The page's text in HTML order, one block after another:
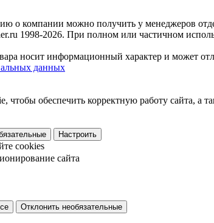
о компании можно получить у менеджеров
1998-2026. При полном или частичном
носит информационный характер и может
данных
обеспечить корректную работу сайта, а
Настроить
cookies
сайта
Отклонить необязательные